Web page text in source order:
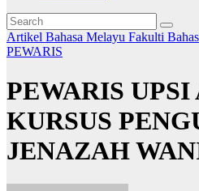
Artikel Bahasa Melayu Fakulti
PEWARIS
PEWARIS UPSI
KURSUS
JENAZAH